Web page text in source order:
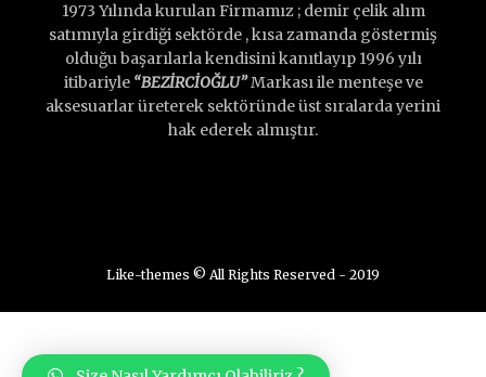
1973 Yılında kurulan Firmamız ; demir çelik alım
satımıyla girdiği sektörde , kısa zamanda göstermiş
olduğu başarılarla kendisini kanıtlayıp 1996 yılı
itibariyle “BEZİRCİOĞLU”Markası ile menteşe ve
aksesuarlar üreterek sektöründe üst sıralarda yerini
hak ederek almıştır.
Like-themes © All Rights Reserved - 2019